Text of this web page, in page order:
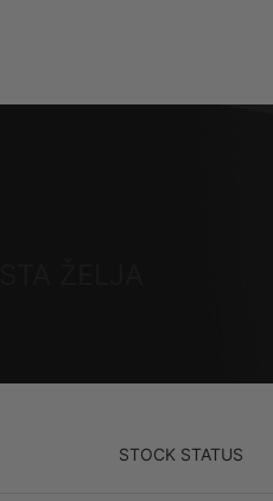
STOCK STATUS